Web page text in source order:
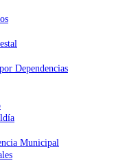
Dependencias
Municipal